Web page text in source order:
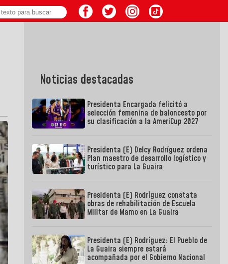
Noticias destacadas
Presidenta Encargada felicitó a
selección femenina de baloncesto por
su clasificación a la AmeriCup 2027
Presidenta (E) Delcy Rodríguez ordena
Plan maestro de desarrollo logístico y
turístico para La Guaira
Presidenta (E) Rodríguez constata
obras de rehabilitación de Escuela
Militar de Mamo en La Guaira
Presidenta (E) Rodríguez: El Pueblo de
La Guaira siempre estará
acompañada por el Gobierno Nacional